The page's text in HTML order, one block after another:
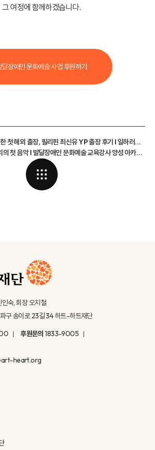
그 여정에 함께하겠습니다.
달장애인 문화예술 사업 후원하기
나의 로망을 실현한 첫 해외 출장, 필리핀 최신유 YP 출장 후기 l 일하러가요 인턴의 모험
나의 첫 제자, 우리의 첫 음악 l 발달장애인 문화예술 교육강사 양성 아카데미
숙, 회장 오지철
구 송이로 23길 34 하트-하트재단
후원문의 1833-9005
heart.org